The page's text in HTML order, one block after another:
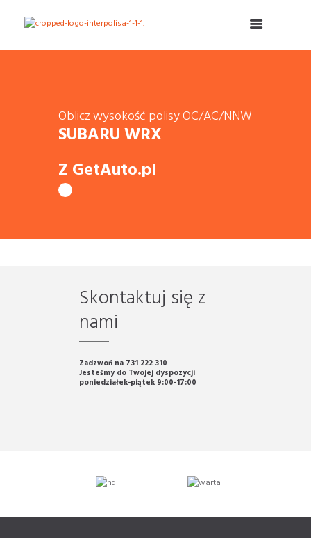
Oblicz wysokość polisy OC/AC/NNW
SUBARU WRX
Z GetAuto.pl
Skontaktuj się z
nami
Zadzwoń na 731 222 310
Jesteśmy do Twojej dyspozycji
poniedziałek-piątek 9:00-17:00